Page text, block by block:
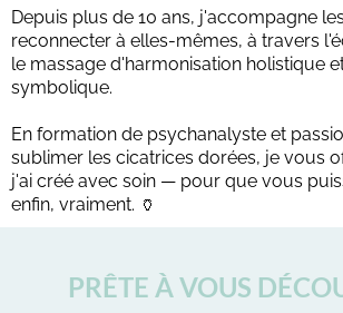
Depuis plus de 10 ans, j'accompagne
reconnecter à elles-mêmes, à travers
le massage d'harmonisation holistique
symbolique.
En formation de psychanalyste et
sublimer les cicatrices dorées, je vous
j'ai créé avec soin — pour que vous
enfin, vraiment. 🏺
PRÊTE À VOUS